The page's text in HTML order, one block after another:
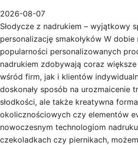
2026-08-07
Słodycze z nadrukiem – wyjątkowy
personalizację smakołyków W dobie
popularności personalizowanych
nadrukiem zdobywają coraz
wśród firm, jak i klientów
doskonały sposób na urozmaicenie
słodkości, ale także kreatywna
okolicznościowych czy elementów
nowoczesnym technologiom
czekoladkach czy piernikach,